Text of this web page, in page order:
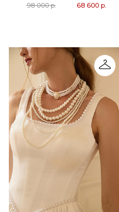
98 000 р. 68 600 р.